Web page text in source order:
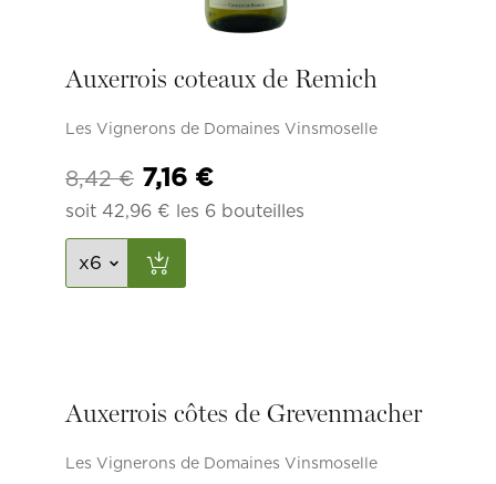
Auxerrois coteaux de Remich
Les Vignerons de Domaines Vinsmoselle
8,42€ Le
prix
initial
était :
7,16 €Le
prix
soit 42,96 € les 6 bouteilles
Auxerrois côtes de Grevenmacher
Les Vignerons de Domaines Vinsmoselle